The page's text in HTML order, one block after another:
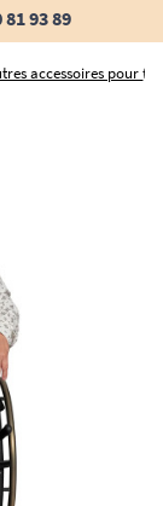
81 93 89
accessoires pour